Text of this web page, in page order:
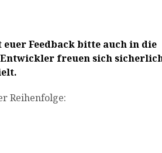
Feedback bitte auch in die
freuen sich
Reihenfolge: